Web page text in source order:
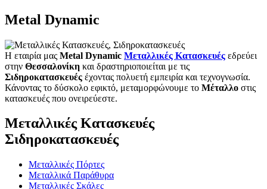
Metal Dynamic
Η εταιρία μας Metal Dynamic Μεταλλικές Κατασκευές εδρεύει
στην Θεσσαλονίκη και δραστηριοποιείται με τις
Σιδηροκατασκευές έχοντας πολυετή εμπειρία και τεχνογνωσία.
Κάνοντας το δύσκολο εφικτό, μεταμορφώνουμε το Μέταλλο στις
κατασκευές που ονειρεύεστε.
Μεταλλικές Κατασκευές
Σιδηροκατασκευές
Μεταλλικές Πόρτες
Μεταλλικά Παράθυρα
Μεταλλικές Σκάλες